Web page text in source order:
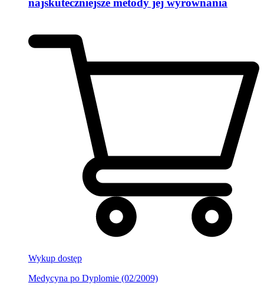
najskuteczniejsze metody jej wyrównania
Wykup dostęp
Medycyna po Dyplomie (02/2009)